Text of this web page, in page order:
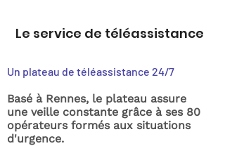
Le service de téléassistance
Un plateau de téléassistance 24/7
Basé à Rennes, le plateau assure
une veille constante grâce à ses 80
opérateurs formés aux situations
d'urgence.